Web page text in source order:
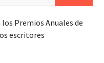
Premios Anuales de
escritores